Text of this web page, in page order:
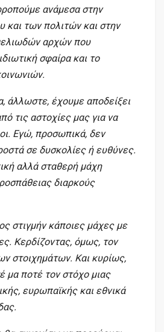
ανάμεσα στην
και των πολιτών και στην
αρχών που
σφαίρα και το
άλλωστε, έχουμε αποδείξει
τις αστοχίες μας για να
Εγώ, προσωπικά, δεν
σε δυσκολίες ή ευθύνες.
αλλά σταθερή μάχη
διαρκούς
στιγμήν κάποιες μάχες με
Κερδίζοντας, όμως, τον
στοιχημάτων. Και κυρίως,
μα ποτέ τον στόχο μιας
ευρωπαϊκής και εθνικά